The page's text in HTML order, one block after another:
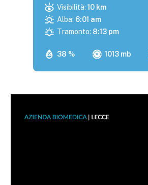
38 % 1013 mb
Visibilità: 10 km
Alba: 6:01 am
Tramonto: 8:13 pm